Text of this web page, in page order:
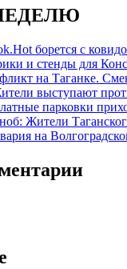
борется с
и стенды для
на Таганке.
выступают
парковки
Жители
на